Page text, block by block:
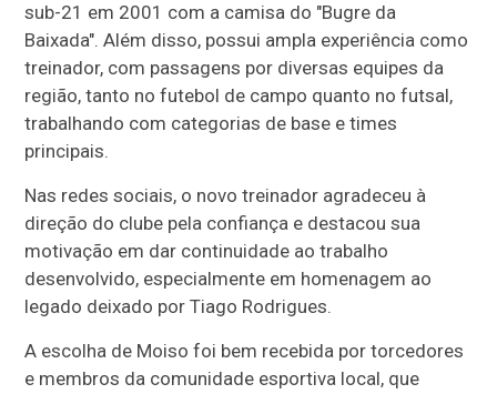
sub-21 em 2001 com a camisa do "Bugre da
Baixada". Além disso, possui ampla experiência como
treinador, com passagens por diversas equipes da
região, tanto no futebol de campo quanto no futsal,
trabalhando com categorias de base e times
principais.
Nas redes sociais, o novo treinador agradeceu à
direção do clube pela confiança e destacou sua
motivação em dar continuidade ao trabalho
desenvolvido, especialmente em homenagem ao
legado deixado por Tiago Rodrigues.
A escolha de Moiso foi bem recebida por torcedores
e membros da comunidade esportiva local, que